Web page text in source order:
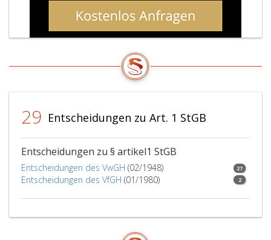
29 Entscheidungen zu Art. 1 StGB
Entscheidungen zu § artikel1 StGB
Entscheidungen des VwGH (02/1948) 27
Entscheidungen des VfGH (01/1980) 2